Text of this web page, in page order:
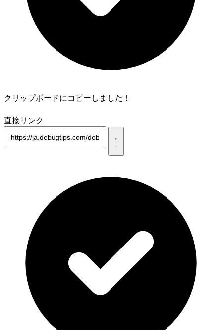
クリップボードにコピーしました！
直接リンク